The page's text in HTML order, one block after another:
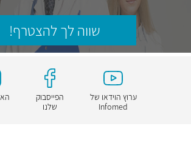
שווה לך להצטרף!
ערוץ הוידאו של
Infomed
הפייסבוק
שלנו